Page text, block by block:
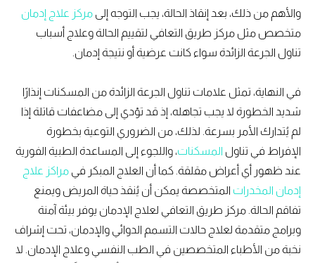
والأهم من ذلك، بعد إنقاذ الحالة، يجب التوجه إلى
مركز علاج إدمان
متخصص مثل مركز طريق التعافي لتقييم الحالة وعلاج أسباب
تناول الجرعة الزائدة سواء كانت عرضية أو نتيجة إدمان.
في النهاية، تمثل علامات تناول الجرعة الزائدة من المسكنات إنذارًا
شديد الخطورة لا يجب تجاهله، إذ قد تؤدي إلى مضاعفات قاتلة إذا
لم يُتدارك الأمر بسرعة. لذلك، من الضروري التوعية بخطورة
الإفراط في تناول المسكنات، واللجوء إلى المساعدة الطبية الفورية
عند ظهور أي أعراض مقلقة. كما أن العلاج المبكر في
مراكز علاج
إدمان المخدراتالمتخصصة يمكن أن يُنقذ حياة المريض ويمنع
تفاقم الحالة. مركز طريق التعافي لعلاج الإدمان يوفر بيئة آمنة
وبرامج متقدمة لعلاج حالات التسمم الدوائي والإدمان، تحت إشراف
نخبة من الأطباء المتخصصين في الطب النفسي وعلاج الإدمان. لا